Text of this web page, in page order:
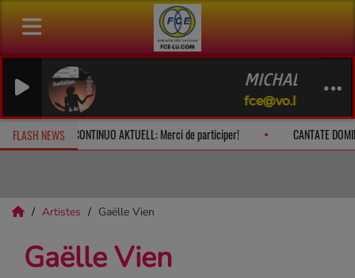
fce@vo.lu -
FLASH NEWS
10h CONTINUO AKTUELL: Merci de participer! CANTATE
Artistes Gaëlle Vien
Gaëlle Vien